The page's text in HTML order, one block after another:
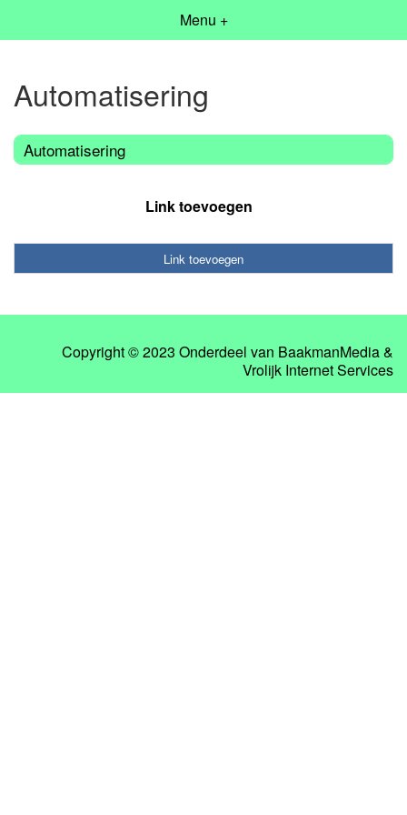
Menu +
Automatisering
Automatisering
Link toevoegen
Link toevoegen
Copyright © 2023 Onderdeel van BaakmanMedia&
Vrolijk Internet Services